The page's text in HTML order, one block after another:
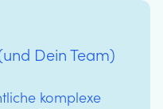
Dein Team)
komplexe